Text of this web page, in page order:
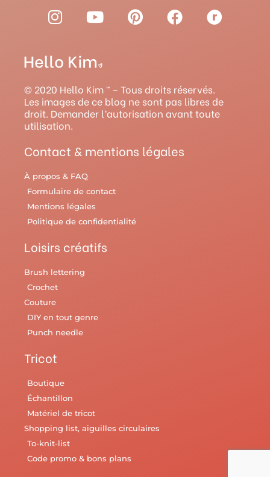
I
n
t
a
g
r
a
m
Y
o
t
u
b
e
P
i
r
e
s
F
a
o
o
k
R
a
y
© 2020 Hello Kim ™ – Tous droits réservés.
Les images de ce blog ne sont pas libres de
droit. Demander l’autorisation avant toute
utilisation.
Contact & mentions légales
À propos & FAQ
Formulaire de contact
Mentions légales
Politique de confidentialité
Loisirs créatifs
Brush lettering
Crochet
Couture
DIY en tout genre
Punch needle
Tricot
Boutique
Échantillon
Matériel de tricot
Shopping list, aiguilles circulaires
To-knit-list
Code promo & bons plans